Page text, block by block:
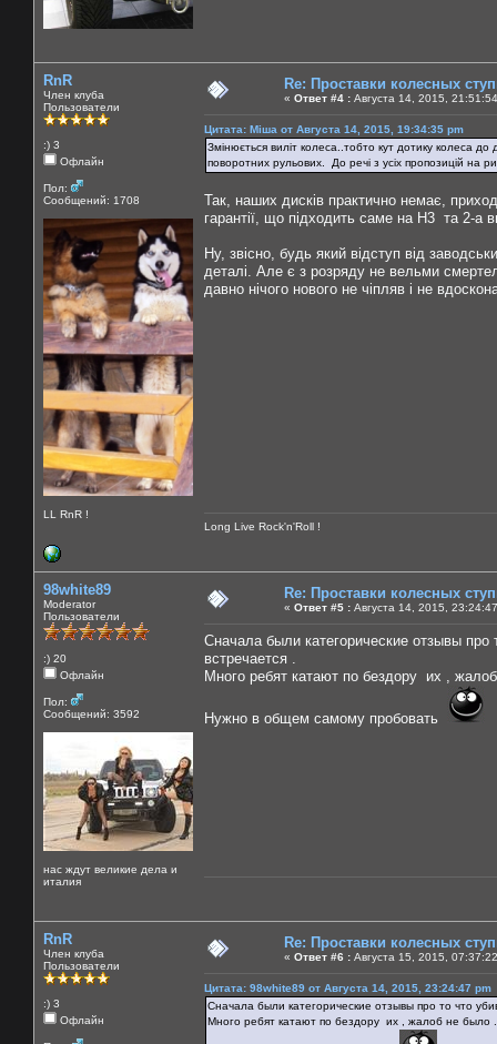
RnR
Член клуба
Пользователи
:) 3
Офлайн
Пол:
Сообщений: 1708
LL RnR !
Re: Проставки колесных
« Ответ #4 : Августа 14, 2015,
Цитата: Міша от Августа 14, 2015, 19:34:35 pm
Змінюється виліт колеса..тобто кут дотику колеса
поворотних рульових. До речі з усіх пропозицій на
Так, наших дисків практично немає,
гарантії, що підходить саме на Н3 та 2-а
Ну, звісно, будь який відступ від
деталі. Але є з розряду не вельми
давно нічого нового не чіпляв і не
Long Live Rock'n'Roll !
98white89
Moderator
Пользователи
:) 20
Офлайн
Пол:
Сообщений: 3592
нас ждут великие дела и
италия
Re: Проставки колесных
« Ответ #5 : Августа 14, 2015,
Сначала были категорические отзывы про
встречается .
Много ребят катают по бездору их ,
Нужно в общем самому пробовать
RnR
Член клуба
Пользователи
:) 3
Офлайн
Re: Проставки колесных
« Ответ #6 : Августа 15, 2015,
Цитата: 98white89 от Августа 14, 2015, 23:24:47 pm
Сначала были категорические отзывы про то что
Много ребят катают по бездору их , жалоб не было .